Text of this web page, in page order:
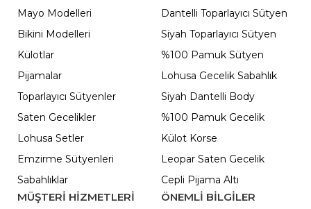
Mayo Modelleri
Bikini Modelleri
Külotlar
Pijamalar
Toparlayıcı Sütyenler
Saten Gecelikler
Lohusa Setler
Emzirme Sütyenleri
Sabahlıklar
Dantelli Toparlayıcı Sütyen
Siyah Toparlayıcı Sütyen
%100 Pamuk Sütyen
Lohusa Gecelik Sabahlık
Siyah Dantelli Body
%100 Pamuk Gecelik
Külot Korse
Leopar Saten Gecelik
Cepli Pijama Altı
MÜŞTERİ HİZMETLERİ ÖNEMLI BILGILER